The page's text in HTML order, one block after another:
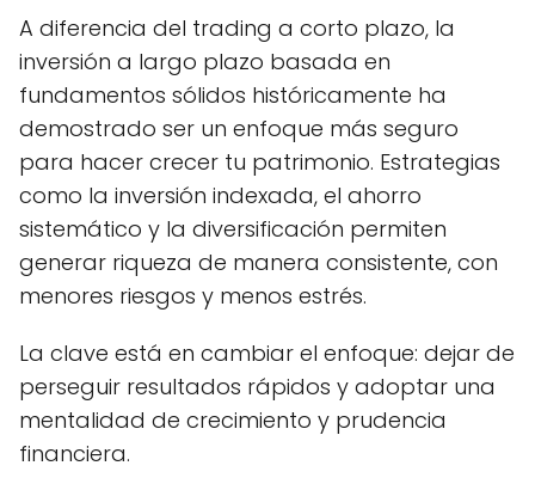
A diferencia del trading a corto plazo, la
inversión a largo plazo basada en
fundamentos sólidos históricamente ha
demostrado ser un enfoque más seguro
para hacer crecer tu patrimonio. Estrategias
como la inversión indexada, el ahorro
sistemático y la diversificación permiten
generar riqueza de manera consistente, con
menores riesgos y menos estrés.
La clave está en cambiar el enfoque: dejar de
perseguir resultados rápidos y adoptar una
mentalidad de crecimiento y prudencia
financiera.